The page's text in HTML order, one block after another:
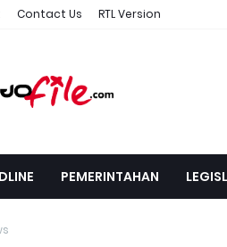
Contact Us RTL Version
PEMERINTAHAN